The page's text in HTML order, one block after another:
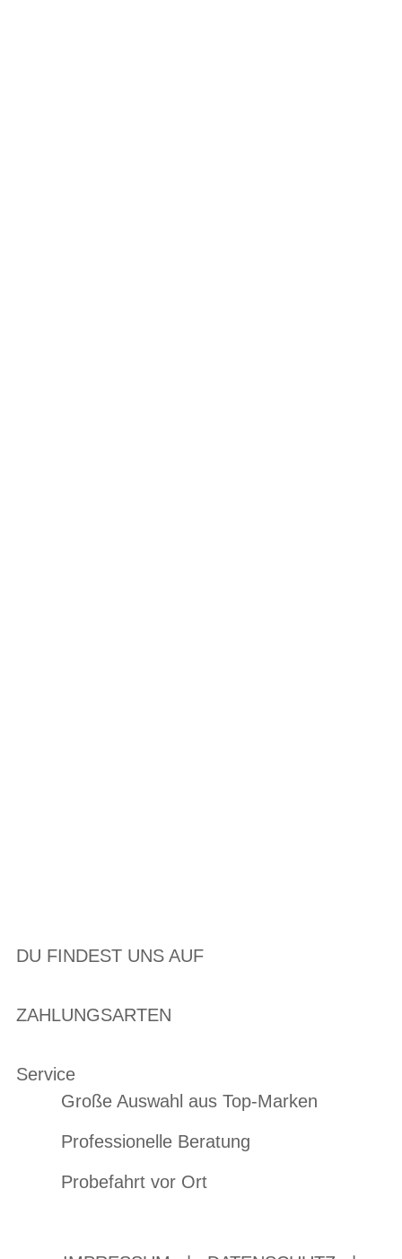
DU FINDEST UNS AUF
ZAHLUNGSARTEN
Service
Große Auswahl aus Top-Marken
Professionelle Beratung
Probefahrt vor Ort